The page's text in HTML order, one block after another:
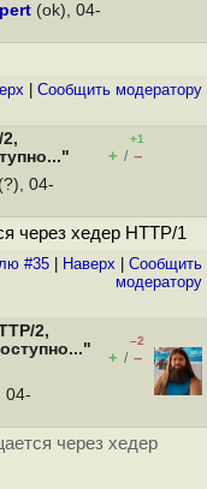
(ok), 04-
Cообщить модератору
+1
+ / –
(?), 04-
через хедер HTTP/1
#35 Наверх
Cообщить
модератору
2,
–2
+ / –
04-
через хедер